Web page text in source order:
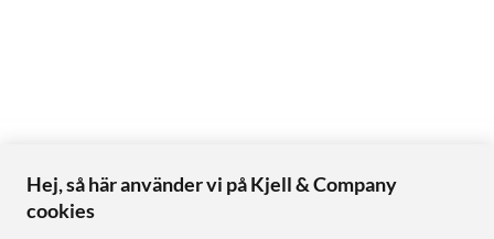
Hej, så här använder vi på Kjell & Company
cookies